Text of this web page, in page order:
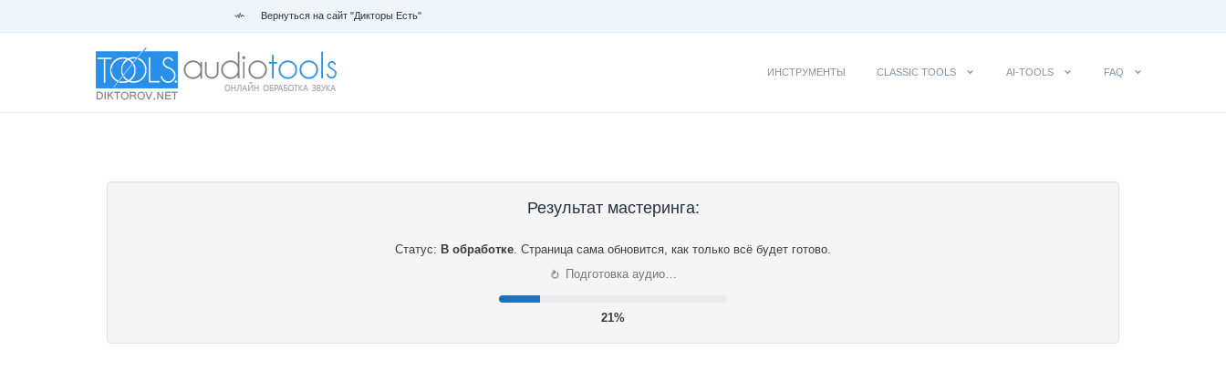
Вернуться на сайт "Дикторы Есть"
ИНСТРУМЕНТЫ CLASSIC TOOLS AI-TOOLS FAQ
Результат мастеринга:
Статус: В обработке. Страница сама обновится, как только всё будет готово.
⟳ Подготовка аудио…
21%